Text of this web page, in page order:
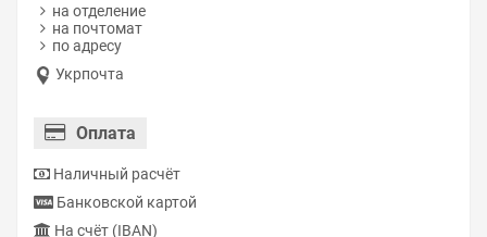
на отделение
на почтомат
по адресу
Укрпочта
Оплата
Наличный расчёт
Банковской картой
На счёт (IBAN)